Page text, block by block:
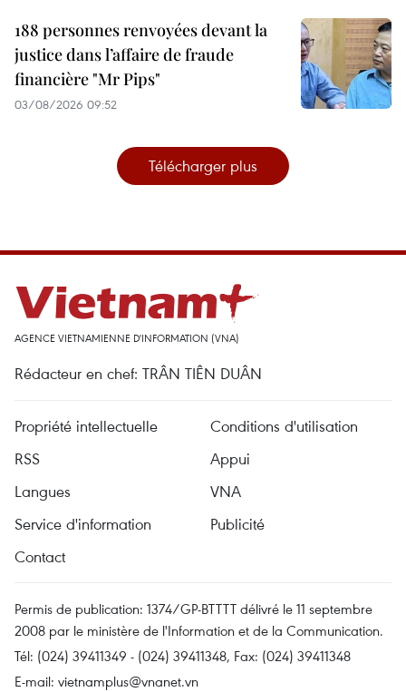
188 personnes renvoyées devant la
justice dans l’affaire de fraude
financière "Mr Pips"
03/08/2026 09:52
Télécharger plus
AGENCE VIETNAMIENNE D'INFORMATION (VNA)
Rédacteur en chef: TRÂN TIÊN DUÂN
Propriété intellectuelle
Conditions d'utilisation
RSS
Appui
Langues
VNA
Service d'information
Publicité
Contact
Permis de publication: 1374/GP-BTTTT délivré le 11 septembre
2008 par le ministère de l'Information et de la Communication.
Tél: (024) 39411349 - (024) 39411348, Fax: (024) 39411348
E-mail: vietnamplus@vnanet.vn